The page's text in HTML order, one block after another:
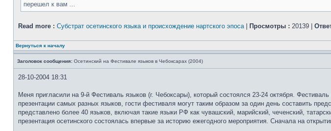
перешел к вам ...
Read more : Субстрат осетинского языка и происхождение нартского эпоса| Просмотры : 20139 |
Вернуться к началу
Заголовок сообщения: Осетинский на Фестивале языков в Чебоксарах (2004)
28-10-2004 18:31
Меня пригласили на 9-й Фестиваль языков (г. Чебоксары), который состоялся 23-24 октября.
презентации самых разных языков, гости фестиваля могут таким образом за один день составить
представлено более 40 языков, включая такие языки РФ как чувашский, марийский, чеченский,
презентация осетинского состоялась впервые за историю ежегодного мероприятия. Сначала на